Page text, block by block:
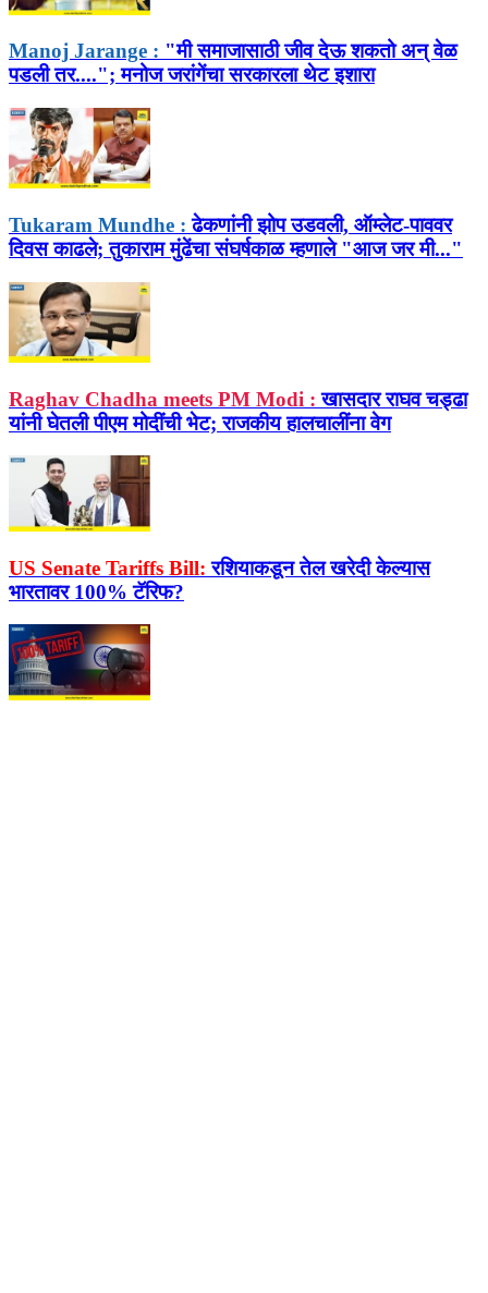
Manoj Jarange : "मी समाजासाठी जीव देऊ शकतो अन् वेळ
पडली तर...."; मनोज जरांगेंचा सरकारला थेट इशारा
Tukaram Mundhe : ढेकणांनी झोप उडवली, ऑम्लेट-पाववर
दिवस काढले; तुकाराम मुंढेंचा संघर्षकाळ म्हणाले "आज जर मी..."
Raghav Chadha meets PM Modi : खासदार राघव चड्ढा
यांनी घेतली पीएम मोदींची भेट; राजकीय हालचालींना वेग
US Senate Tariffs Bill: रशियाकडून तेल खरेदी केल्यास
भारतावर 100% टॅरिफ?